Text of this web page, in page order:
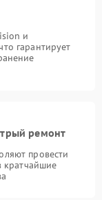
и
гарантирует
ремонт
провести
кратчайшие